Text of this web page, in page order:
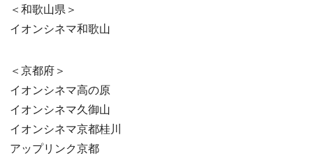
＜和歌山県＞
イオンシネマ和歌山
＜京都府＞
イオンシネマ高の原
イオンシネマ久御山
イオンシネマ京都桂川
アップリンク京都